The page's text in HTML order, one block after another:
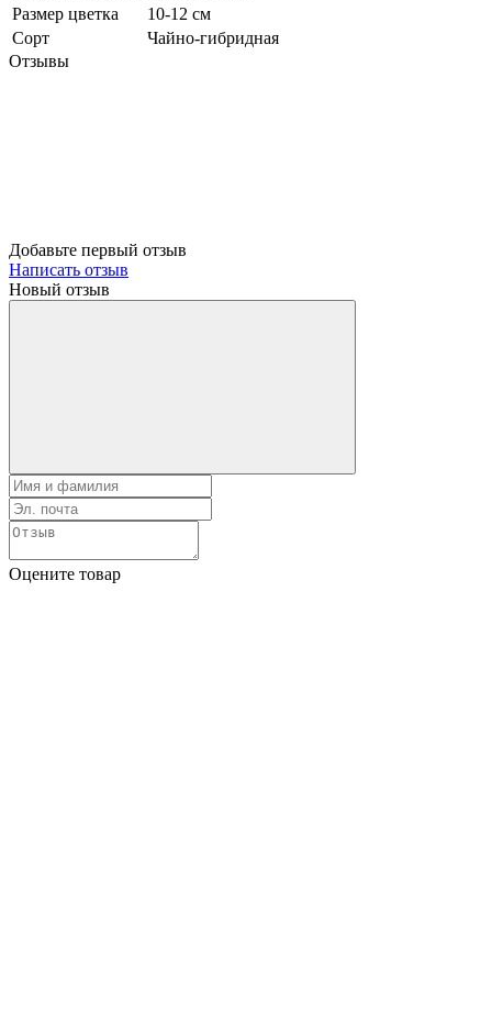
Размер цветка
10-12 см
Сорт
Чайно-гибридная
Отзывы
Добавьте первый отзыв
Написать отзыв
Новый отзыв
Оцените товар